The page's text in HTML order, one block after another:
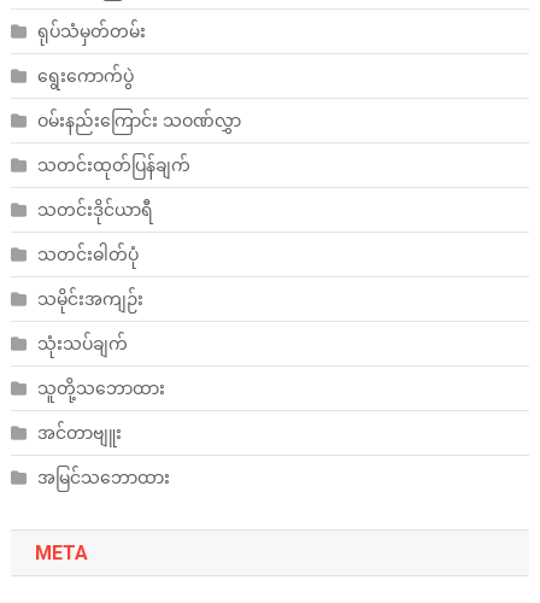
ရုပ်သံမှတ်တမ်း
ရွေးကောက်ပွဲ
ဝမ်းနည်းကြောင်း သဝဏ်လွှာ
သတင်းထုတ်ပြန်ချက်
သတင်းဒိုင်ယာရီ
သတင်းဓါတ်ပုံ
သမိုင်းအကျဉ်း
သုံးသပ်ချက်
သူတို့သဘောထား
အင်တာဗျူး
အမြင်သဘောထား
META